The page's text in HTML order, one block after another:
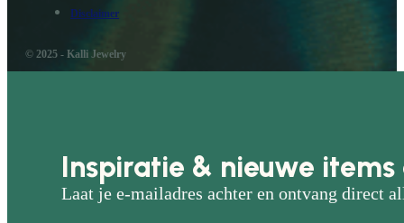
Disclaimer
© 2025 - Kalli Jewelry
Inspiratie & nieuwe
Laat je e-mailadres achter en ontvang direct